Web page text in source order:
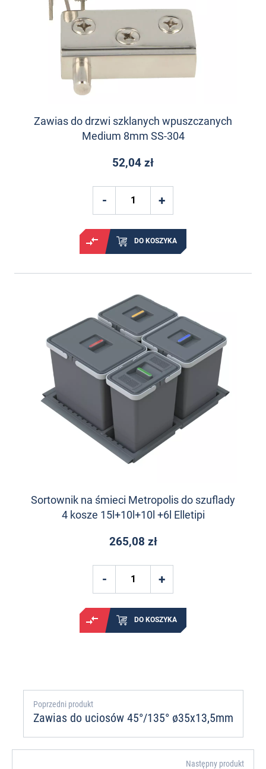
Zawias do drzwi szklanych wpuszczanych
Medium 8mm SS-304
52,04 zł
DO KOSZYKA
Sortownik na śmieci Metropolis do szuflady
4 kosze 15l+10l+10l +6l Elletipi
265,08 zł
DO KOSZYKA
Poprzedni produkt
Zawias do uciosów 45°/135° ø35x13,5mm
Następny produkt